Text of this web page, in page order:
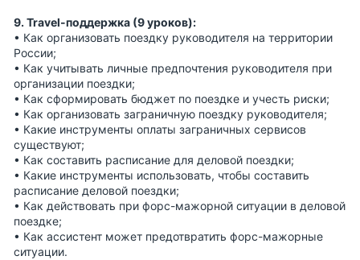
9. Travel-поддержка (9 уроков):
• Как организовать поездку руководителя на территории
России;
• Как учитывать личные предпочтения руководителя при
организации поездки;
• Как сформировать бюджет по поездке и учесть риски;
• Как организовать заграничную поездку руководителя;
• Какие инструменты оплаты заграничных сервисов
существуют;
• Как составить расписание для деловой поездки;
• Какие инструменты использовать, чтобы составить
расписание деловой поездки;
• Как действовать при форс-мажорной ситуации в деловой
поездке;
• Как ассистент может предотвратить форс-мажорные
ситуации.